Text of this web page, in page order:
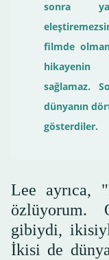
sonra
filmde
hikayenin
sağlamaz.
dünyanın
gösterdiler.
Lee ayrıca,
özlüyorum.
gibiydi,
İkisi de